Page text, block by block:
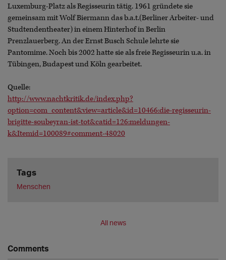
Luxemburg-Platz als Regisseurin tätig. 1961 gründete sie
gemeinsam mit Wolf Biermann das b.a.t.(Berliner Arbeiter- und
Studtendentheater) in einem Hinterhof in Berlin
Prenzlauerberg. An der Ernst Busch Schule lehrte sie
Pantomime. Noch bis 2002 hatte sie als freie Regisseurin u.a. in
Tübingen, Budapest und Köln gearbeitet.
Quelle:
http://www.nachtkritik.de/index.php?
option=com_content&view=article&id=10466:die-regisseurin-
brigitte-soubeyran-ist-tot&catid=126:meldungen-
k&Itemid=100089#comment-48020
Tags
Menschen
All news
Comments